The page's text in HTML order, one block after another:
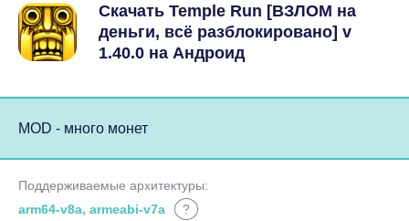
Скачать Temple Run [ВЗЛОМ на
деньги, всё разблокировано] v
1.40.0 на Андроид
MOD - много монет
Поддерживаемые архитектуры:
arm64-v8a, armeabi-v7a
?